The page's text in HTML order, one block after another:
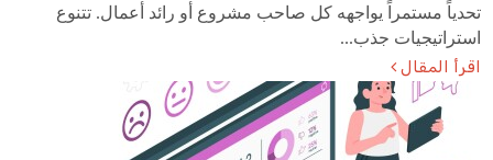
تحدياً مستمراً يواجهه كل صاحب مشروع أو رائد أعمال. تتنوع
استراتيجيات جذب...
اقرأ المقال